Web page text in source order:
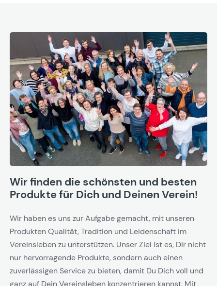
Wir finden die schönsten und besten
Produkte für Dich und Deinen Verein!
Wir haben es uns zur Aufgabe gemacht, mit unseren
Produkten Qualität, Tradition und Leidenschaft im
Vereinsleben zu unterstützen. Unser Ziel ist es, Dir nicht
nur hervorragende Produkte, sondern auch einen
zuverlässigen Service zu bieten, damit Du Dich voll und
ganz auf Dein Vereinsleben konzentrieren kannst. Mit